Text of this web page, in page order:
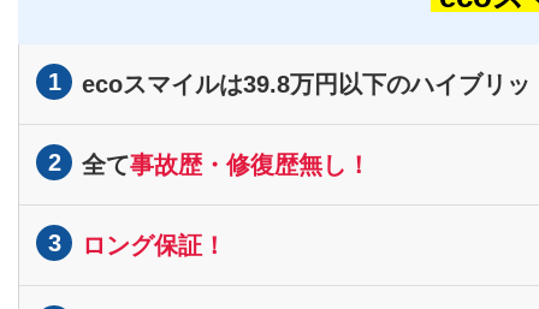
1 ecoスマイルは39.8万円以下のハイブリッ
2 全て事故歴・修復歴無し！
3 ロング保証！